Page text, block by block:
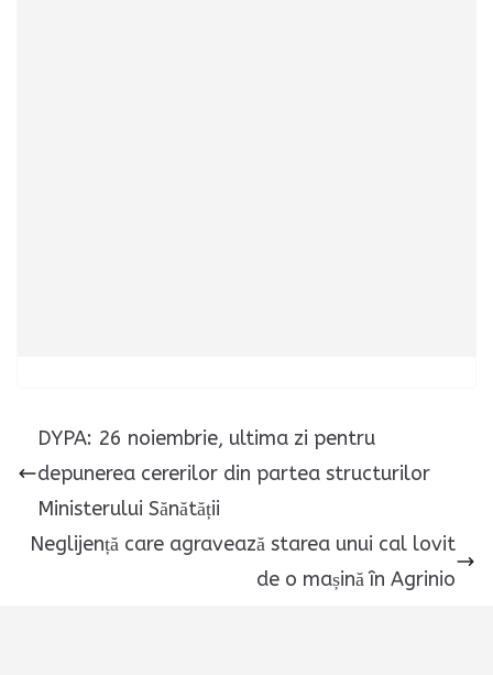
DYPA: 26 noiembrie, ultima zi pentru
depunerea cererilor din partea structurilor
Ministerului Sănătății
Neglijență care agravează starea unui cal lovit
de o mașină în Agrinio